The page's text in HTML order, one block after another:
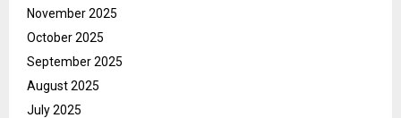
November 2025
October 2025
September 2025
August 2025
July 2025